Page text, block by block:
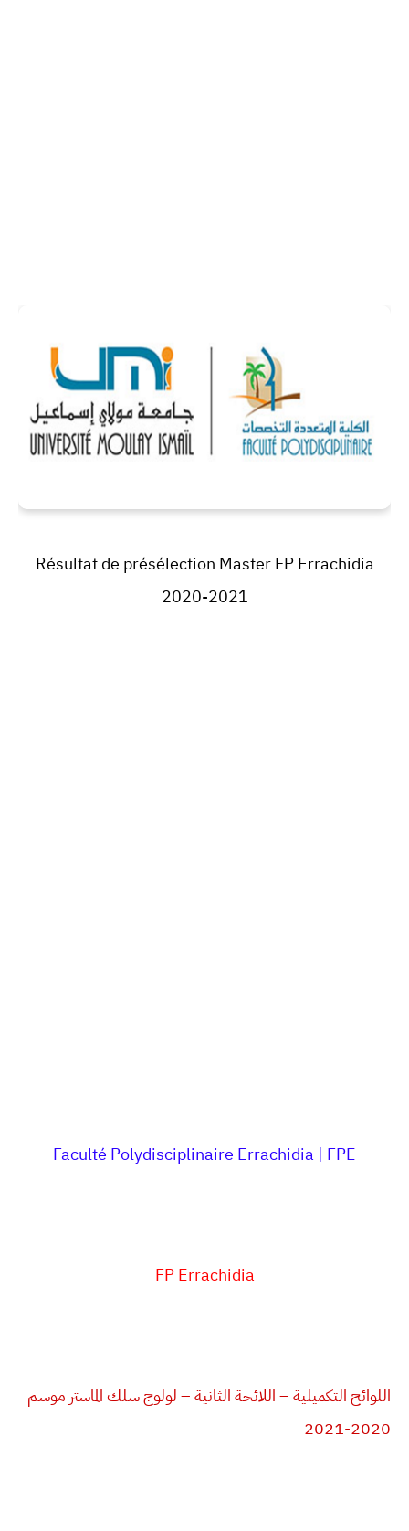
Résultat de présélection Master FP Errachidia
2020-2021
Faculté Polydisciplinaire Errachidia | FPE
FP Errachidia
اللوائح التكميلية – اللائحة الثانية – لولوج سلك الماستر موسم
2020-2021